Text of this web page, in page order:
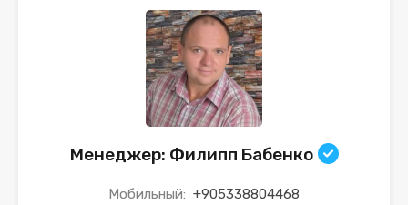
Менеджер: Филипп Бабенко
Мобильный: +905338804468